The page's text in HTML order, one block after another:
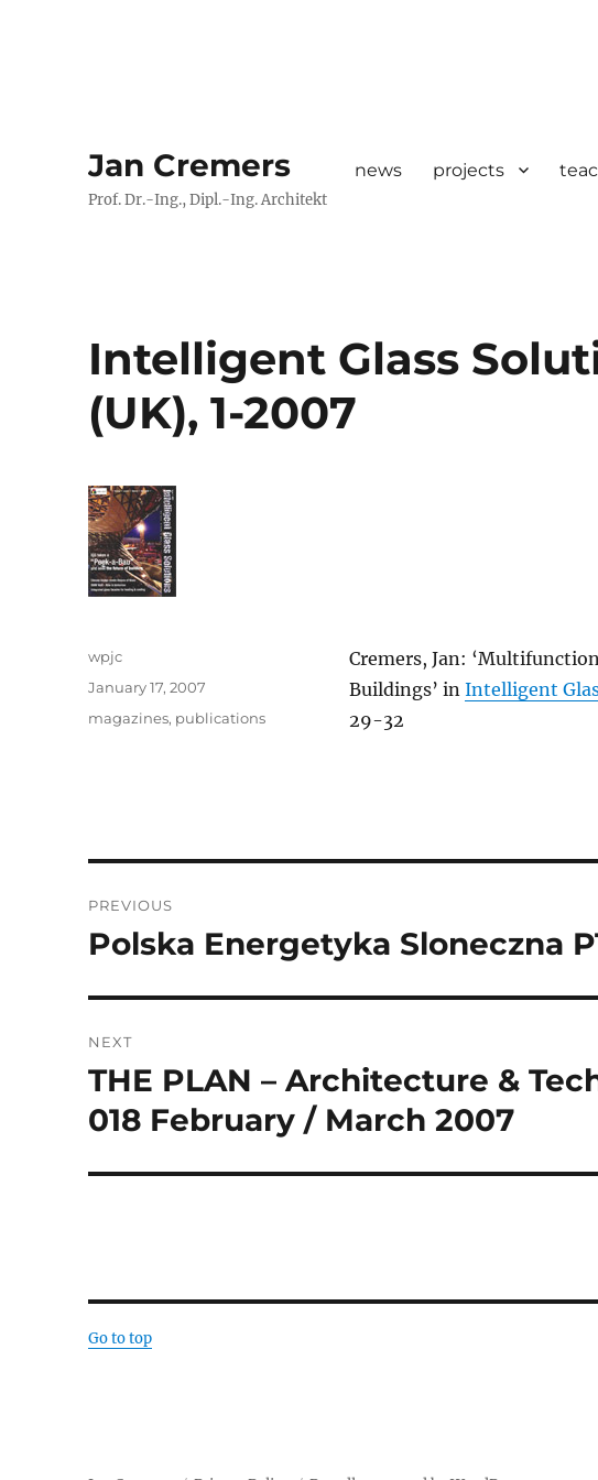
Jan Cremers
Prof. Dr.-Ing., Dipl.-Ing. Architekt
news projects
Intelligent Glass
(UK), 1-2007
Cremers, Jan:
Buildings’ in Intelligent
29-32
Author
wpjc
Posted
January 17, 2007
Categories
magazines, publications
navigation
PREVIOUS
Previous
Polska Energetyka Sloneczna
NEXT
Next
post:
THE PLAN – Architecture &
018 February / March 2007
Go to top